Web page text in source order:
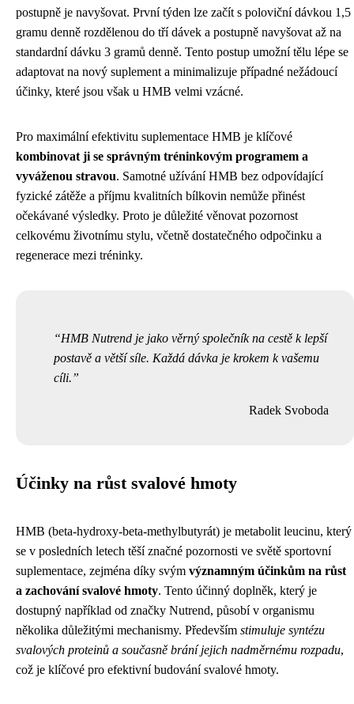
postupně je navyšovat. První týden lze začít s poloviční dávkou 1,5
gramu denně rozdělenou do tří dávek a postupně navyšovat až na
standardní dávku 3 gramů denně. Tento postup umožní tělu lépe se
adaptovat na nový suplement a minimalizuje případné nežádoucí
účinky, které jsou však u HMB velmi vzácné.
Pro maximální efektivitu suplementace HMB je klíčové
kombinovat ji se správným tréninkovým programem a
vyváženou stravou. Samotné užívání HMB bez odpovídající
fyzické zátěže a příjmu kvalitních bílkovin nemůže přinést
očekávané výsledky. Proto je důležité věnovat pozornost
celkovému životnímu stylu, včetně dostatečného odpočinku a
regenerace mezi tréninky.
HMB Nutrend je jako věrný společník na cestě k lepší
postavě a větší síle. Každá dávka je krokem k vašemu
cíli.
Radek Svoboda
Účinky na růst svalové hmoty
HMB (beta-hydroxy-beta-methylbutyrát) je metabolit leucinu, který
se v posledních letech těší značné pozornosti ve světě sportovní
suplementace, zejména díky svým významným účinkům na růst
a zachování svalové hmoty. Tento účinný doplněk, který je
dostupný například od značky Nutrend, působí v organismu
několika důležitými mechanismy. Především stimuluje syntézu
svalových proteinů a současně brání jejich nadměrnému rozpadu,
což je klíčové pro efektivní budování svalové hmoty.